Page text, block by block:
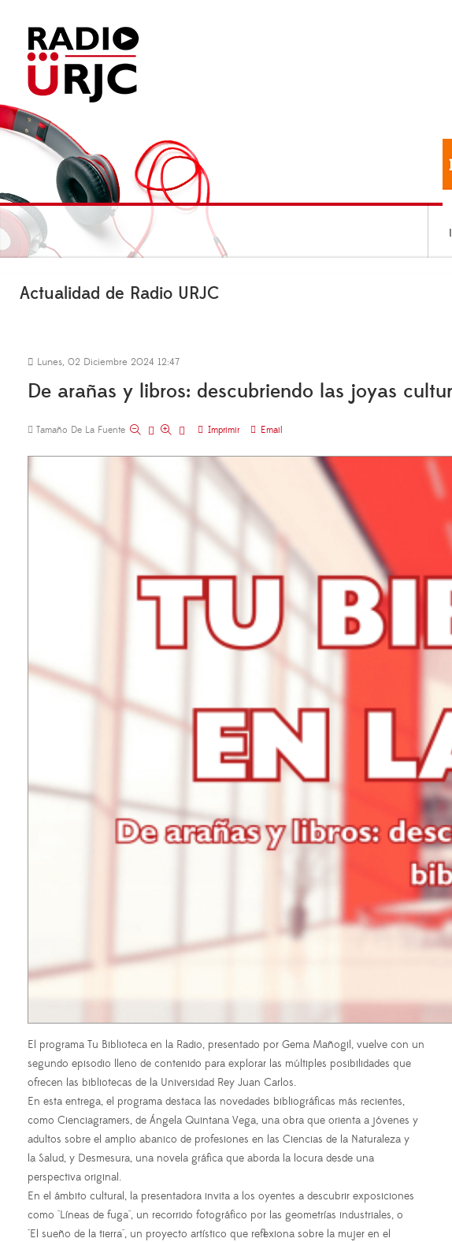
Actualidad de Radio URJC
Lunes, 02 Diciembre 2024 12:47
De arañas y libros: descubriendo las joyas
Tamaño De La Fuente Imprimir Email
El programa Tu Biblioteca en la Radio, presentado por Gema Mañogil, vuelve con un
segundo episodio lleno de contenido para explorar las múltiples posibilidades que
ofrecen las bibliotecas de la Universidad Rey Juan Carlos.
En esta entrega, el programa destaca las novedades bibliográficas más recientes,
como Cienciagramers, de Ángela Quintana Vega, una obra que orienta a jóvenes y
adultos sobre el amplio abanico de profesiones en las Ciencias de la Naturaleza y
la Salud, y Desmesura, una novela gráfica que aborda la locura desde una
perspectiva original.
En el ámbito cultural, la presentadora invita a los oyentes a descubrir exposiciones
como "Líneas de fuga", un recorrido fotográfico por las geometrías industriales, o
"El sueño de la tierra", un proyecto artístico que reflexiona sobre la mujer en el